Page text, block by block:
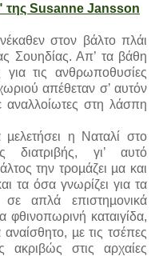
Susanne Jansson
στον βάλτο πλάι
Σουηδίας. Απ’ τα βάθη
τις ανθρωποθυσίες
απέθεταν σ’ αυτόν
αναλλοίωτες στη λάσπη
η Ναταλί στο
διατριβής, γι’ αυτό
την τροµάζει µα και
τα όσα γνωρίζει για τα
σε απλά επιστηµονικά
φθινοπωρινή καταιγίδα,
µε τις τσέπες
στις αρχαίες